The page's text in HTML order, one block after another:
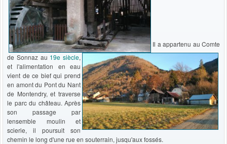
Il a appartenu au Comte
de Sonnaz au 19e siècle,
et l'alimentation en eau
vient de ce bief qui prend
en amont du Pont du Nant
de Montendry, et traverse
le parc du château. Après
son passage par
lensemble moulin et
scierie, il poursuit son
chemin le long d'une rue en souterrain, jusqu'aux fossés.